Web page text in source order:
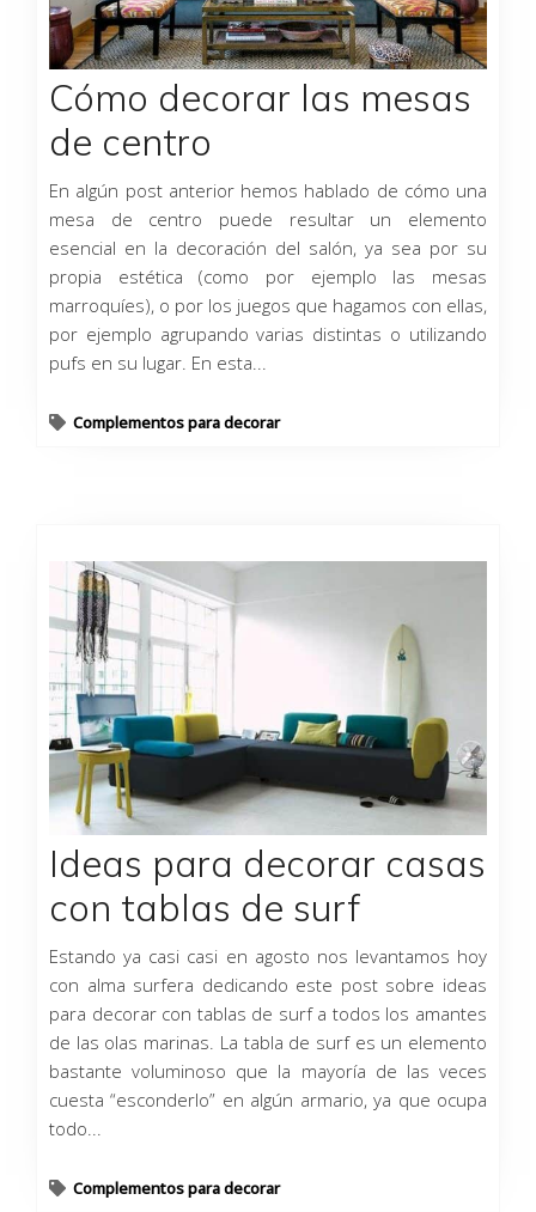
Cómo decorar las mesas
de centro
En algún post anterior hemos hablado de cómo una
mesa de centro puede resultar un elemento
esencial en la decoración del salón, ya sea por su
propia estética (como por ejemplo las mesas
marroquíes), o por los juegos que hagamos con ellas,
por ejemplo agrupando varias distintas o utilizando
pufs en su lugar. En esta...
Complementos para decorar
Ideas para decorar casas
con tablas de surf
Estando ya casi casi en agosto nos levantamos hoy
con alma surfera dedicando este post sobre ideas
para decorar con tablas de surf a todos los amantes
de las olas marinas. La tabla de surf es un elemento
bastante voluminoso que la mayoría de las veces
cuesta “esconderlo” en algún armario, ya que ocupa
todo...
Complementos para decorar